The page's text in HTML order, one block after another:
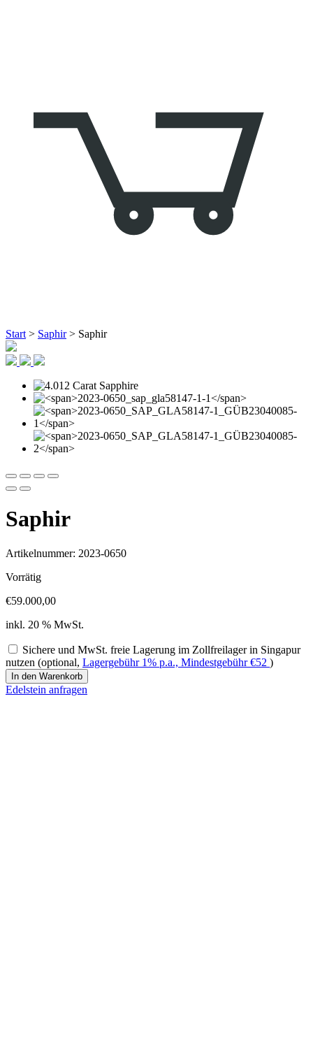
Start > Saphir> Saphir
Saphir
Artikelnummer: 2023-0650
Vorrätig
€59.000,00
inkl. 20 % MwSt.
Sichere und MwSt. freie Lagerung im Zollfreilager in Singapur
nutzen (optional, Lagergebühr 1% p.a., Mindestgebühr€52 )
Saphir
Menge
In den Warenkorb
Edelstein anfragen